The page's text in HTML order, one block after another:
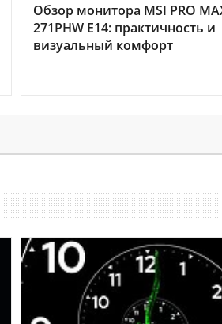
Обзор монитора MSI PRO
271PHW E14: практичность и
визуальный комфорт